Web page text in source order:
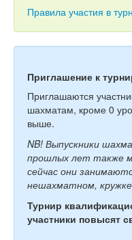
Игры
Правила участия в
Приглашение к
Приглашаются
шахматам, кроме 0
выше.
NB! Выпускники
прошлых лет также
сейчас они
нешахматном,
Турнир
участники повысят